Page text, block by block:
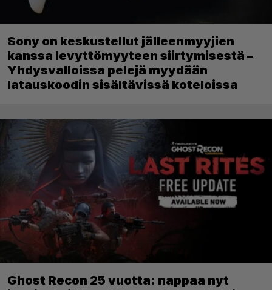
Sony on keskustellut jälleenmyyjien
kanssa levyttömyyteen siirtymisestä –
Yhdysvalloissa pelejä myydään
latauskoodin sisältävissä koteloissa
Ghost Recon 25 vuotta: nappaa nyt